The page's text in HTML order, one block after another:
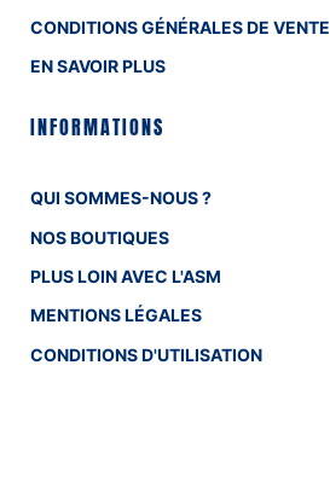
CONDITIONS GÉNÉRALES DE VENTE
EN SAVOIR PLUS
INFORMATIONS
QUI SOMMES-NOUS ?
NOS BOUTIQUES
PLUS LOIN AVEC L'ASM
MENTIONS LÉGALES
CONDITIONS D'UTILISATION